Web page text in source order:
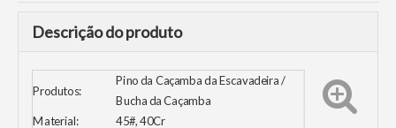
Descrição do produto
Produtos:
Pino da Caçamba da Escavadeira /
Bucha da Caçamba
Material:
45#, 40Cr